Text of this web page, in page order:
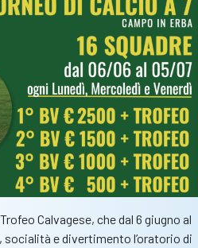
Calvagese, che dal 6 giugno al
socialità e divertimento l’oratorio di